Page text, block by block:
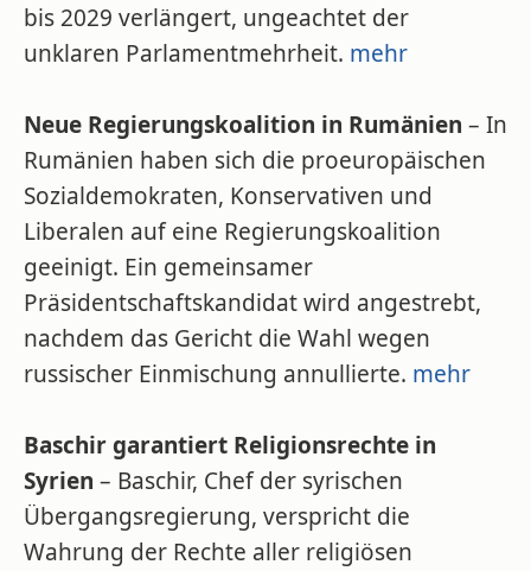
bis 2029 verlängert, ungeachtet der
unklaren Parlamentmehrheit. mehr
Neue Regierungskoalition in Rumänien – In
Rumänien haben sich die proeuropäischen
Sozialdemokraten, Konservativen und
Liberalen auf eine Regierungskoalition
geeinigt. Ein gemeinsamer
Präsidentschaftskandidat wird angestrebt,
nachdem das Gericht die Wahl wegen
russischer Einmischung annullierte. mehr
Baschir garantiert Religionsrechte in
Syrien – Baschir, Chef der syrischen
Übergangsregierung, verspricht die
Wahrung der Rechte aller religiösen